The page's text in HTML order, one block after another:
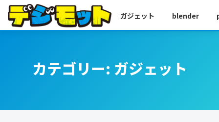
ガジェット blender
カテゴリー: ガジェット